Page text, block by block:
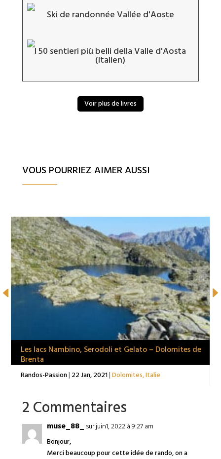
Ski de randonnée Vallée d'Aoste
I 50 sentieri più belli della Valle d'Aosta
(Italien)
Voir plus de livres
VOUS POURRIEZ AIMER AUSSI
Les lacs Nambino, Serodoli et Gelato – Dolomites de
Brenta
Randos-Passion| 22 Jan, 2021| Dolomites,Italie
2 Commentaires
muse_88_
sur juin1, 2022 à 9:27 am
Bonjour,
Merci beaucoup pour cette idée de rando, on a